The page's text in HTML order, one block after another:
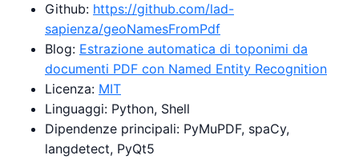
Github: https://github.com/lad-
sapienza/geoNamesFromPdf
Blog: Estrazione automatica di toponimi da
documenti PDF con Named Entity Recognition
Licenza: MIT
Linguaggi: Python, Shell
Dipendenze principali: PyMuPDF, spaCy,
langdetect, PyQt5